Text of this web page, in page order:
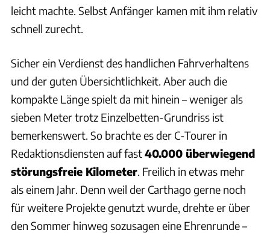
leicht machte. Selbst Anfänger kamen mit ihm relativ
schnell zurecht.
Sicher ein Verdienst des handlichen Fahrverhaltens
und der guten Übersichtlichkeit. Aber auch die
kompakte Länge spielt da mit hinein – weniger als
sieben Meter trotz Einzelbetten-Grundriss ist
bemerkenswert. So brachte es der C-Tourer in
Redaktionsdiensten auf fast40.000 überwiegend
störungsfreie Kilometer. Freilich in etwas mehr
als einem Jahr. Denn weil der Carthago gerne noch
für weitere Projekte genutzt wurde, drehte er über
den Sommer hinweg sozusagen eine Ehrenrunde –